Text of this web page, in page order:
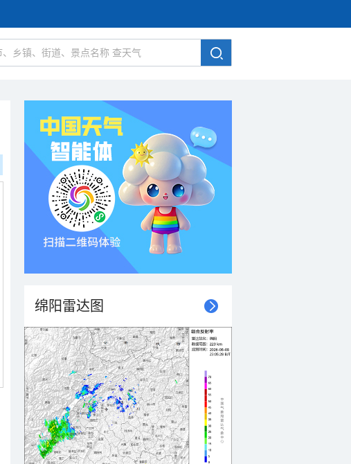
绵阳雷达图